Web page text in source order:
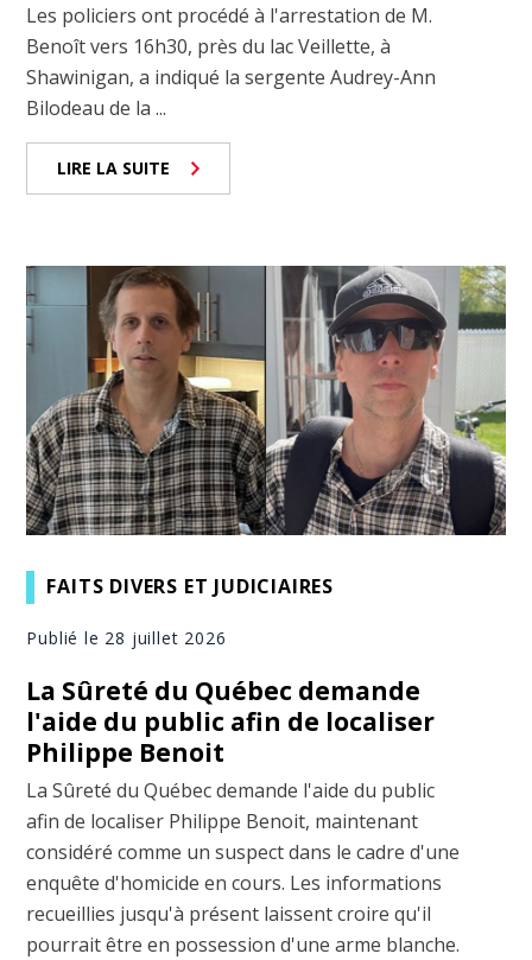
Les policiers ont procédé à l'arrestation de M.
Benoît vers 16h30, près du lac Veillette, à
Shawinigan, a indiqué la sergente Audrey-Ann
Bilodeau de la ...
LIRE LA SUITE
FAITS DIVERS ET JUDICIAIRES
Publié le 28 juillet 2026
La Sûreté du Québec demande
l'aide du public afin de localiser
Philippe Benoit
La Sûreté du Québec demande l'aide du public
afin de localiser Philippe Benoit, maintenant
considéré comme un suspect dans le cadre d'une
enquête d'homicide en cours. Les informations
recueillies jusqu'à présent laissent croire qu'il
pourrait être en possession d'une arme blanche.